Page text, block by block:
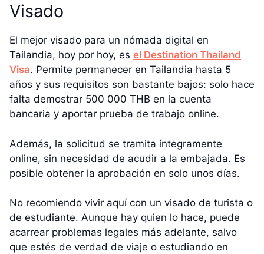
Visado
El mejor visado para un nómada digital en
Tailandia, hoy por hoy, es el Destination Thailand
Visa. Permite permanecer en Tailandia hasta 5
años y sus requisitos son bastante bajos: solo hace
falta demostrar 500 000 THB en la cuenta
bancaria y aportar prueba de trabajo online.
Además, la solicitud se tramita íntegramente
online, sin necesidad de acudir a la embajada. Es
posible obtener la aprobación en solo unos días.
No recomiendo vivir aquí con un visado de turista o
de estudiante. Aunque hay quien lo hace, puede
acarrear problemas legales más adelante, salvo
que estés de verdad de viaje o estudiando en